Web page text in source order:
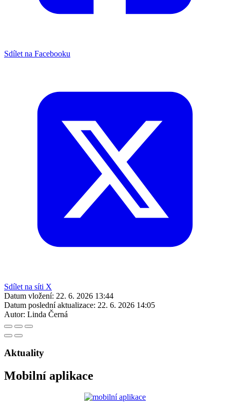
Sdílet na Facebooku
Sdílet na síti X
Datum vložení: 22. 6. 2026 13:44
Datum poslední aktualizace: 22. 6. 2026 14:05
Autor: Linda Černá
Aktuality
Mobilní aplikace